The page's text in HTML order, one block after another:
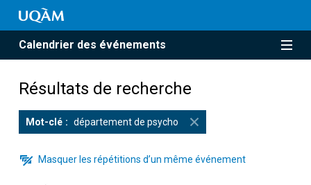
Calendrier des événements
Résultats de recherche
Mot-clé département de psycho
Masquer les répétitions d’un même événement